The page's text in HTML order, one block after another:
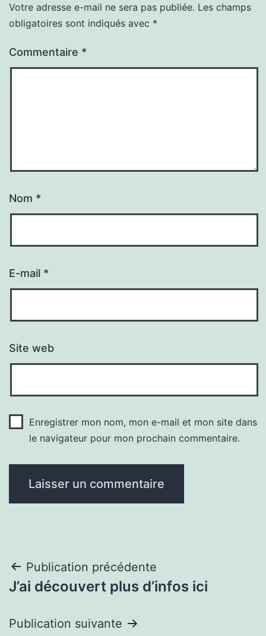
Votre adresse e-mail ne sera pas publiée. Les champs
obligatoires sont indiqués avec *
Commentaire *
Nom *
E-mail *
Site web
Enregistrer mon nom, mon e-mail et mon site dans
le navigateur pour mon prochain commentaire.
Navigation
de
l’article
Publication précédente
J’ai découvert plus d’infos ici
Publication suivante